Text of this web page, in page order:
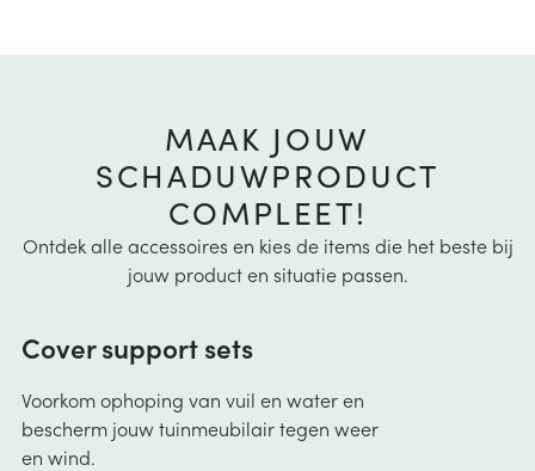
MAAK JOUW
SCHADUWPRODUCT
COMPLEET!
Ontdek alle accessoires en kies de items die het beste bij
jouw product en situatie passen.
Cover support sets
Voorkom ophoping van vuil en water en
bescherm jouw tuinmeubilair tegen weer
en wind.